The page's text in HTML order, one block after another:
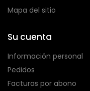
Mapa del sitio
Su cuenta
Información personal
Pedidos
Facturas por abono